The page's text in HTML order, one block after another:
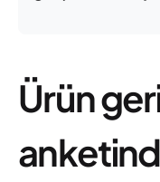
Ürün